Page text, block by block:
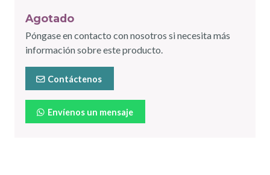
Agotado
Póngase en contacto con nosotros si necesita más
información sobre este producto.
Contáctenos
Envíenos un mensaje